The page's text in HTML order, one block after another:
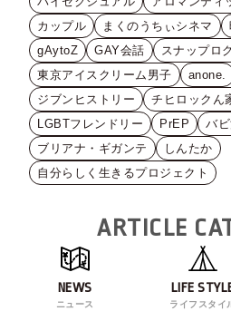
カップル
まくのうちぃシネマ
gAytoZ
GAY会話 スナップロ
東京アイスクリーム男子
anone.
ジブンヒストリー
チヒロックん
LGBTフレンドリー
PrEP
バ
ブリアナ・ギガンテ
しんたか
自分らしく生きるプロジェクト
ARTICLE
NEWS
ニュース
LIFE
ライフスタイ